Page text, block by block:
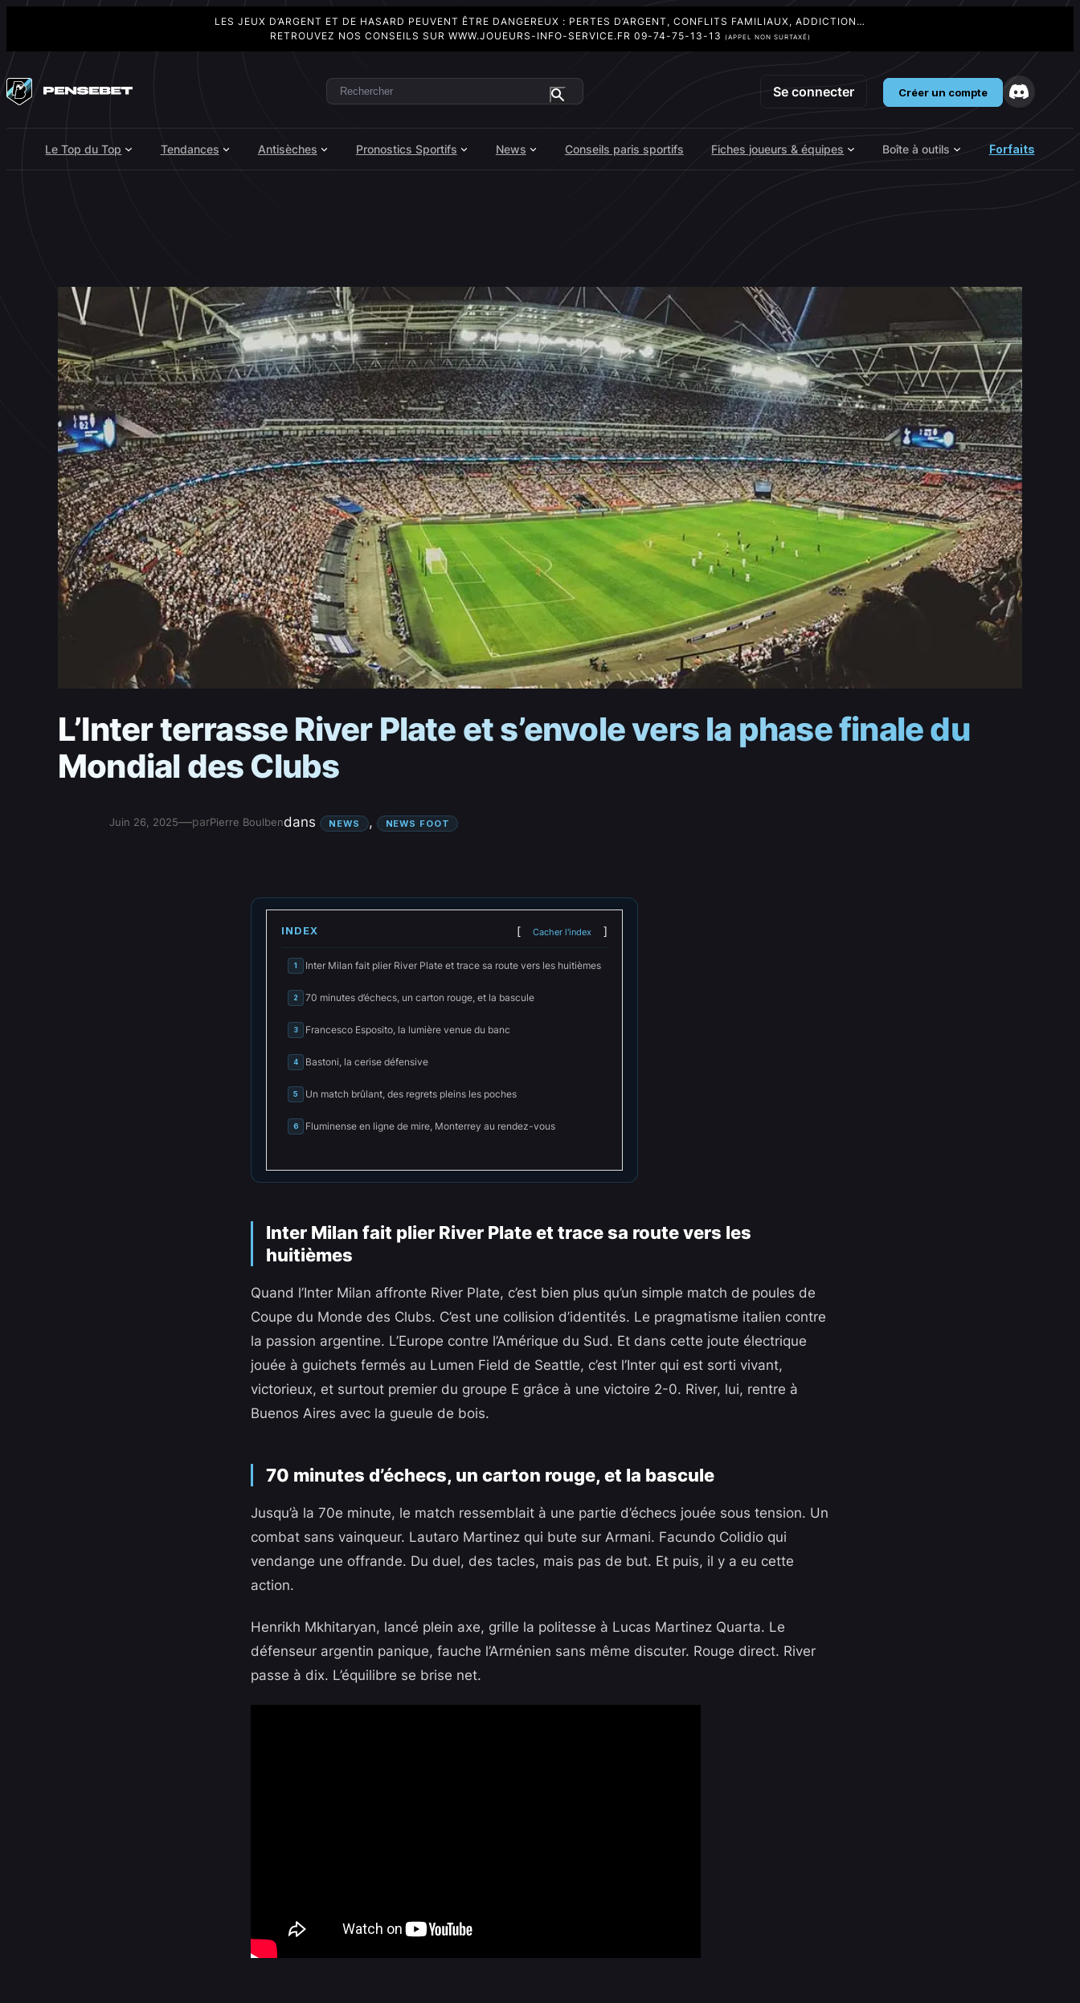
LES JEUX D’ARGENT ET DE HASARD PEUVENT ÊTRE DANGEREUX : PERTES D’ARGENT, CONFLITS FAMILIAUX, ADDICTION…
RETROUVEZ NOS CONSEILS SUR WWW.JOUEURS-INFO-SERVICE.FR 09-74-75-13-13 (APPEL NON SURTAXÉ)
au
contenu
Rechercher Se connecter Créer un compte
Le Top du Top Tendances Antisèches Pronostics Sportifs News Conseils paris sportifs Fiches joueurs & équipes Boîte à outils Forfaits
L’Inter terrasse River Plate et s’envole vers la phase finale du
Mondial des Clubs
Juin 26, 2025—parPierre Boulbendans NEWS , NEWS FOOT
INDEX Cacher l'index
1 Inter Milan fait plier River Plate et trace sa route vers les huitièmes
2 70 minutes d’échecs, un carton rouge, et la bascule
3 Francesco Esposito, la lumière venue du banc
4 Bastoni, la cerise défensive
5 Un match brûlant, des regrets pleins les poches
6 Fluminense en ligne de mire, Monterrey au rendez-vous
Inter Milan fait plier River Plate et trace sa route vers les
huitièmes
Quand l’Inter Milan affronte River Plate, c’est bien plus qu’un simple match de poules de
Coupe du Monde des Clubs. C’est une collision d’identités. Le pragmatisme italien contre
la passion argentine. L’Europe contre l’Amérique du Sud. Et dans cette joute électrique
jouée à guichets fermés au Lumen Field de Seattle, c’est l’Inter qui est sorti vivant,
victorieux, et surtout premier du groupe E grâce à une victoire 2-0. River, lui, rentre à
Buenos Aires avec la gueule de bois.
70 minutes d’échecs, un carton rouge, et la bascule
Jusqu’à la 70e minute, le match ressemblait à une partie d’échecs jouée sous tension. Un
combat sans vainqueur. Lautaro Martinez qui bute sur Armani. Facundo Colidio qui
vendange une offrande. Du duel, des tacles, mais pas de but. Et puis, il y a eu cette
action.
Henrikh Mkhitaryan, lancé plein axe, grille la politesse à Lucas Martinez Quarta. Le
défenseur argentin panique, fauche l’Arménien sans même discuter. Rouge direct. River
passe à dix. L’équilibre se brise net.